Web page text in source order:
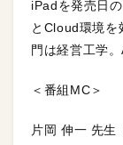
iPadを発売日
とCloud環境を
門は経営工学
＜番組MC＞
片岡 伸一 先生